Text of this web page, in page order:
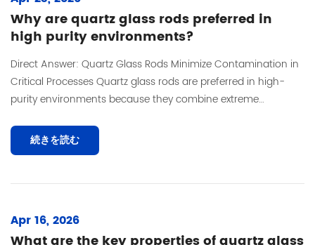
Why are quartz glass rods preferred in
high purity environments?
Direct Answer: Quartz Glass Rods Minimize Contamination in
Critical Processes Quartz glass rods are preferred in high-
purity environments because they combine extreme
続きを読む
Apr 16, 2026